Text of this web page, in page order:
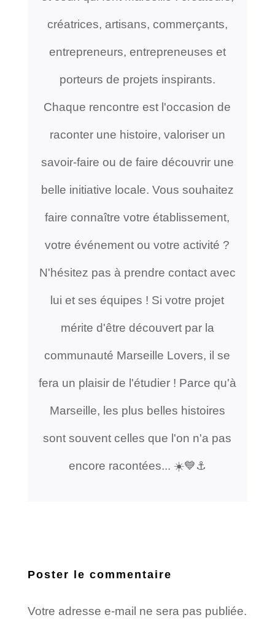
créatrices, artisans, commerçants,
entrepreneurs, entrepreneuses et
porteurs de projets inspirants.
Chaque rencontre est l'occasion de
raconter une histoire, valoriser un
savoir-faire ou de faire découvrir une
belle initiative locale. Vous souhaitez
faire connaître votre établissement,
votre événement ou votre activité ?
N'hésitez pas à prendre contact avec
lui et ses équipes ! Si votre projet
mérite d'être découvert par la
communauté Marseille Lovers, il se
fera un plaisir de l'étudier ! Parce qu'à
Marseille, les plus belles histoires
sont souvent celles que l'on n'a pas
encore racontées... ☀️💙⚓️
Poster le commentaire
Votre adresse e-mail ne sera pas publiée.